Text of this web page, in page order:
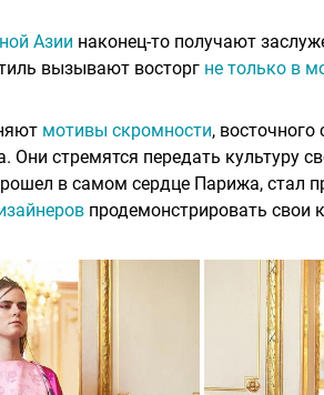
Азии наконец-то получают
вызывают восторг не только в
мотивы скромности,
Они стремятся передать культуру
в самом сердце Парижа, стал
продемонстрировать свои